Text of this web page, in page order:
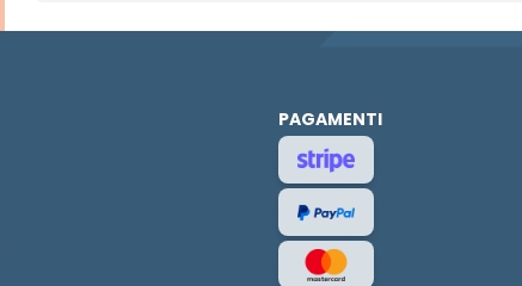
PAGAMENTI